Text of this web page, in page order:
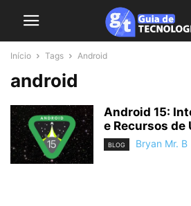
Início Tags Android
android
Android 15:
e Recursos de
BLOG Bryan Mr. B